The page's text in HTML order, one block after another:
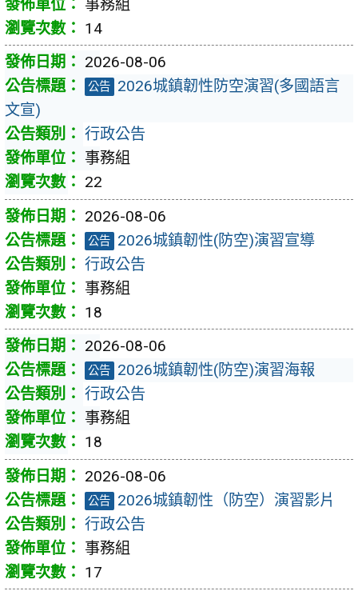
事務組
14
2026-08-06
公告 2026城鎮韌性防空演習(多國語言
文宣)
行政公告
事務組
22
2026-08-06
公告 2026城鎮韌性(防空)演習宣導
行政公告
事務組
18
2026-08-06
公告 2026城鎮韌性(防空)演習海報
行政公告
事務組
18
2026-08-06
公告 2026城鎮韌性（防空）演習影片
行政公告
事務組
17